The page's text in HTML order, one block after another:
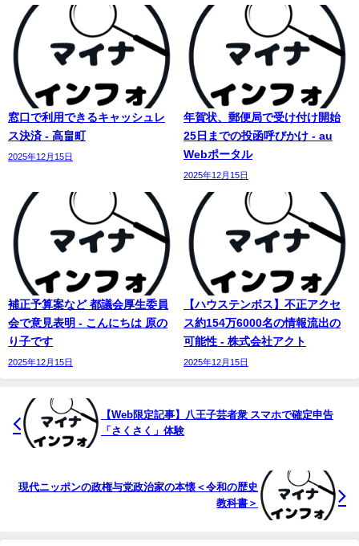
窓口で利用できるキャッシュレ
ス決済 - 高畠町
2025年12月15日
年賀状、郵便局で受け付け開始
25日までの投函呼びかけ - au
Webポータル
2025年12月15日
補正予算案など 都議会厚生委員
会で意見表明 - こんにちは 原の
り子です
2025年12月15日
【ハウステンボス】不正アクセ
ス約154万6000名の情報流出の
可能性 - 株式会社アクト
2025年12月15日
【Web限定記事】八王子芸者衆 スマホで確定申告
「さくさく」体験
現代ニッポンの政権与党政治家の本懐＜令和の歴史
教科書＞